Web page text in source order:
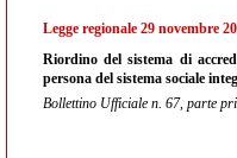
Legge regionale 29 novembre
Riordino del sistema di
persona del sistema sociale
Bollettino Ufficiale n. 67, parte